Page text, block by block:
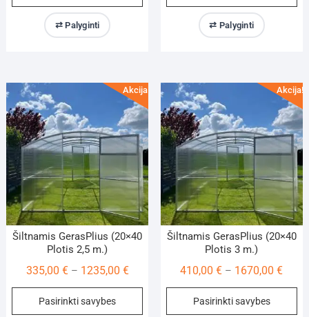
through
options
may
be
chosen
on
the
product
page
⇄ Palyginti
be
on
⇄ Palyginti
Akcija!
Šiltnamis GerasPlius (20×40
Plotis 2,5 m.)
335,00 € – 1235,00 €Price
range:
Pasirinkti savybes
This
Akcija!
Šiltnamis GerasPlius (20×40
Plotis 3 m.)
410,00€ – 1670,00€Price
Pasirinkti savybes